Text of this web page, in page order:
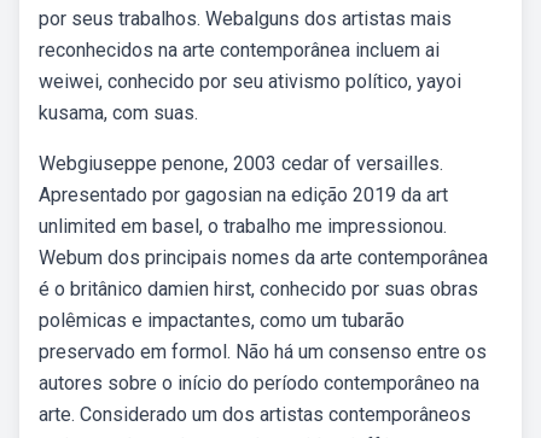
por seus trabalhos. Webalguns dos artistas mais
reconhecidos na arte contemporânea incluem ai
weiwei, conhecido por seu ativismo político, yayoi
kusama, com suas.
Webgiuseppe penone, 2003 cedar of versailles.
Apresentado por gagosian na edição 2019 da art
unlimited em basel, o trabalho me impressionou.
Webum dos principais nomes da arte contemporânea
é o britânico damien hirst, conhecido por suas obras
polêmicas e impactantes, como um tubarão
preservado em formol. Não há um consenso entre os
autores sobre o início do período contemporâneo na
arte. Considerado um dos artistas contemporâneos